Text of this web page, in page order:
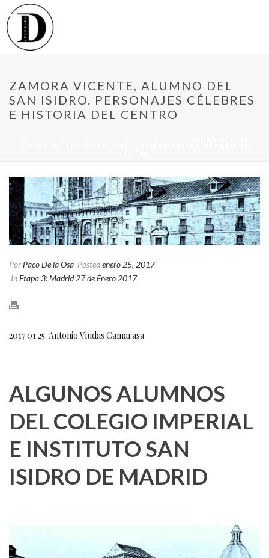
ZAMORA VICENTE, ALUMNO DEL
SAN ISIDRO. PERSONAJES CÉLEBRES
E HISTORIA DEL CENTRO
Por Paco De la Osa Postedenero 25, 2017
InEtapa 3: Madrid 27 de Enero 2017
2017 01 25. Antonio Viudas Camarasa
ALGUNOS ALUMNOS
DEL COLEGIO IMPERIAL
E INSTITUTO SAN
ISIDRO DE MADRID